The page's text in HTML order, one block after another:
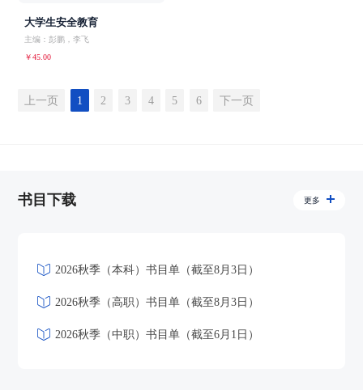
大学生安全教育
主编：彭鹏，李飞
￥45.00
上一页 1 2 3 4 5 6 下一页
书目下载 更多
2026秋季（本科）书目单（截至8月3日）
2026秋季（高职）书目单（截至8月3日）
2026秋季（中职）书目单（截至6月1日）